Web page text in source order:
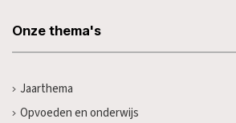
Onze thema's
Jaarthema
Opvoeden en onderwijs